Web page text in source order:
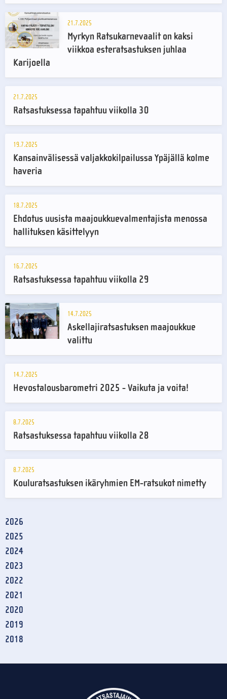
21.7.2025
Myrkyn Ratsukarnevaalit on kaksi
viikkoa esteratsastuksen juhlaa
Karijoella
21.7.2025
Ratsastuksessa tapahtuu viikolla 30
19.7.2025
Kansainvälisessä valjakkokilpailussa Ypäjällä kolme
haveria
18.7.2025
Ehdotus uusista maajoukkuevalmentajista menossa
hallituksen käsittelyyn
16.7.2025
Ratsastuksessa tapahtuu viikolla 29
14.7.2025
Askellajiratsastuksen maajoukkue
valittu
14.7.2025
Hevostalousbarometri 2025 - Vaikuta ja voita!
8.7.2025
Ratsastuksessa tapahtuu viikolla 28
8.7.2025
Kouluratsastuksen ikäryhmien EM-ratsukot nimetty
2026
2025
2024
2023
2022
2021
2020
2019
2018